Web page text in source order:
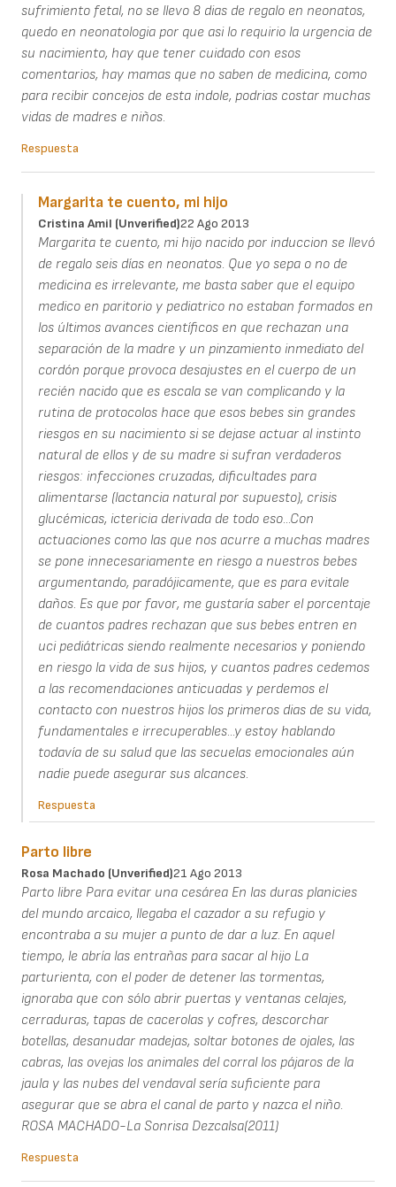
sufrimiento fetal, no se llevo 8 dias de regalo en neonatos,
quedo en neonatologia por que asi lo requirio la urgencia de
su nacimiento, hay que tener cuidado con esos
comentarios, hay mamas que no saben de medicina, como
para recibir concejos de esta indole, podrias costar muchas
vidas de madres e niños.
Respuesta
Margarita te cuento, mi hijo
Cristina Amil (unverified)22 Ago 2013
Margarita te cuento, mi hijo nacido por induccion se llevó
de regalo seis días en neonatos. Que yo sepa o no de
medicina es irrelevante, me basta saber que el equipo
medico en paritorio y pediatrico no estaban formados en
los últimos avances científicos en que rechazan una
separación de la madre y un pinzamiento inmediato del
cordón porque provoca desajustes en el cuerpo de un
recién nacido que es escala se van complicando y la
rutina de protocolos hace que esos bebes sin grandes
riesgos en su nacimiento si se dejase actuar al instinto
natural de ellos y de su madre si sufran verdaderos
riesgos: infecciones cruzadas, dificultades para
alimentarse (lactancia natural por supuesto), crisis
glucémicas, ictericia derivada de todo eso...Con
actuaciones como las que nos acurre a muchas madres
se pone innecesariamente en riesgo a nuestros bebes
argumentando, paradójicamente, que es para evitale
daños. Es que por favor, me gustaría saber el porcentaje
de cuantos padres rechazan que sus bebes entren en
uci pediátricas siendo realmente necesarios y poniendo
en riesgo la vida de sus hijos, y cuantos padres cedemos
a las recomendaciones anticuadas y perdemos el
contacto con nuestros hijos los primeros dias de su vida,
fundamentales e irrecuperables...y estoy hablando
todavía de su salud que las secuelas emocionales aún
nadie puede asegurar sus alcances.
Respuesta
Parto libre
Rosa Machado (unverified)21 Ago 2013
Parto libre Para evitar una cesárea En las duras planicies
del mundo arcaico, llegaba el cazador a su refugio y
encontraba a su mujer a punto de dar a luz. En aquel
tiempo, le abría las entrañas para sacar al hijo La
parturienta, con el poder de detener las tormentas,
ignoraba que con sólo abrir puertas y ventanas celajes,
cerraduras, tapas de cacerolas y cofres, descorchar
botellas, desanudar madejas, soltar botones de ojales, las
cabras, las ovejas los animales del corral los pájaros de la
jaula y las nubes del vendaval sería suficiente para
asegurar que se abra el canal de parto y nazca el niño.
ROSA MACHADO-La Sonrisa Dezcalsa(2011)
Respuesta